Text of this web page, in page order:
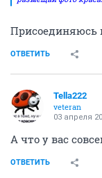
Присоединяюсь
ОТВЕТИТЬ
Tella222
veteran
03 апреля
А что у вас
ОТВЕТИТЬ